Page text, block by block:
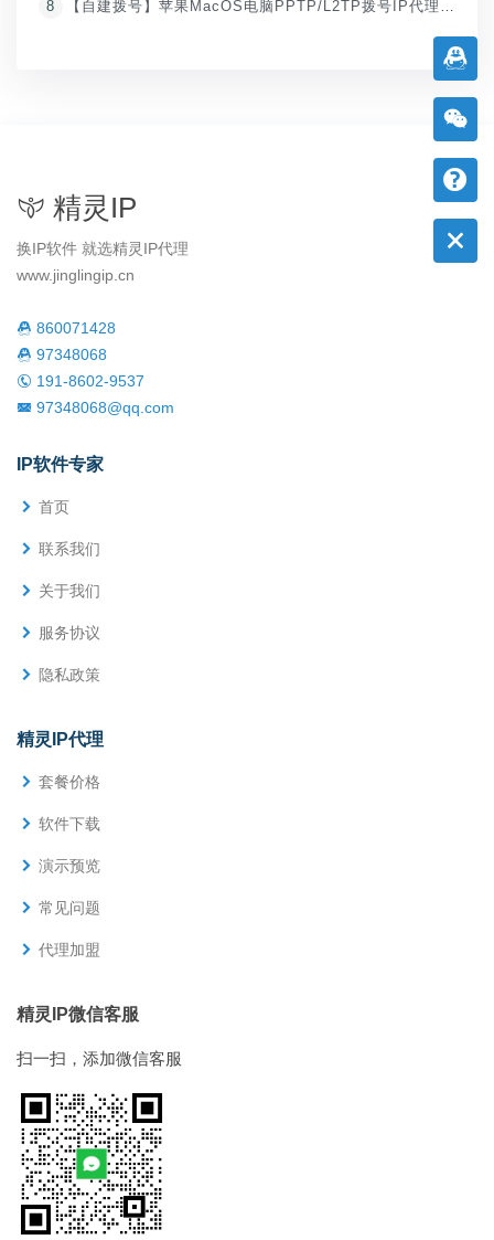
8 【自建拨号】苹果MacOS电脑PPTP/L2TP拨号IP代理教程
精灵IP
换IP软件 就选精灵IP代理
www.jinglingip.cn
860071428
97348068
191-8602-9537
97348068@qq.com
IP软件专家
首页
联系我们
关于我们
服务协议
隐私政策
精灵IP代理
套餐价格
软件下载
演示预览
常见问题
代理加盟
精灵IP微信客服
扫一扫，添加微信客服